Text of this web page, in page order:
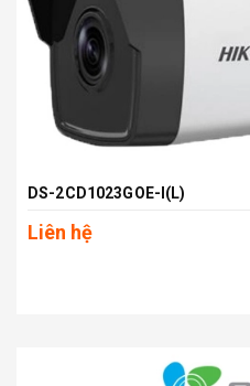
DS-2CD1023GOE-I(L)
Liên hệ